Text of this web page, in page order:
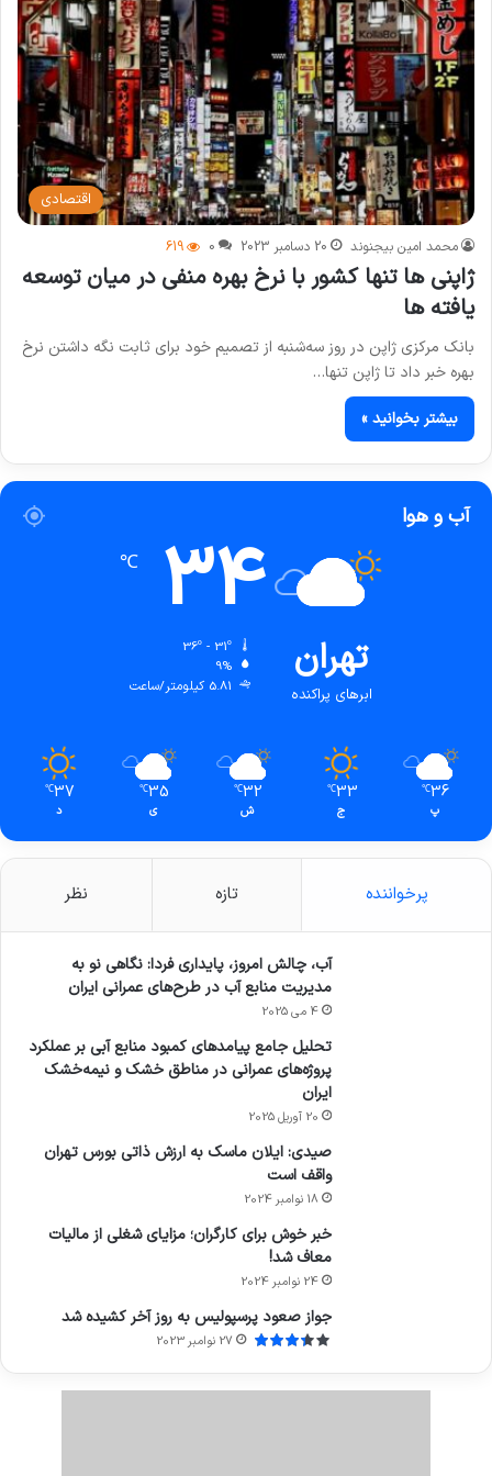
اقتصادی
محمد امین بیجنوند 20 دسامبر 2023 0
619
ژاپنی ها تنها کشور با نرخ بهره منفی در میان توسعه
یافته ها
بانک مرکزی ژاپن در روز سه‌شنبه از تصمیم خود برای ثابت نگه داشتن نرخ
بهره خبر داد تا ژاپن تنها…
بیشتر بخوانید »
آب و هوا
تهران
ابرهای پراکنده
34
℃
9%
5.81 کیلومتر/ساعت
36
℃
پ
33
℃
ج
32
℃
ش
35
℃
ی
37
℃
د
پرخواننده تازه نظر
آب، چالش امروز، پایداری فردا: نگاهی نو به
مدیریت منابع آب در طرح‌های عمرانی ایران
4 می 2025
تحلیل جامع پیامدهای کمبود منابع آبی بر عملکرد
پروژه‌های عمرانی در مناطق خشک و نیمه‌خشک
ایران
20 آوریل 2025
صیدی: ایلان ماسک به ارزش ذاتی بورس تهران
واقف است
18 نوامبر 2024
خبر خوش برای کارگران؛ مزایای شغلی از مالیات
معاف شد!
24 نوامبر 2024
جواز صعود پرسپولیس به روز آخر کشیده شد
27 نوامبر 2023